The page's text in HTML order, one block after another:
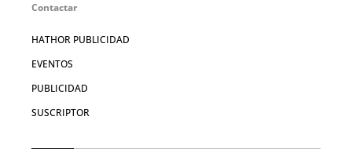
Contactar
HATHOR PUBLICIDAD
EVENTOS
PUBLICIDAD
SUSCRIPTOR